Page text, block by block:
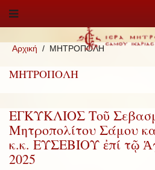
Αρχική ΜΗΤΡΟΠΟΛΗ
ΜΗΤΡΟΠΟΛΗ
ΕΓΚΥΚΛΙΟΣ Τοῦ
Μητροπολίτου Σάμου
κ.κ. ΕΥΣΕΒΙΟΥ ἐπί τῷ
2025